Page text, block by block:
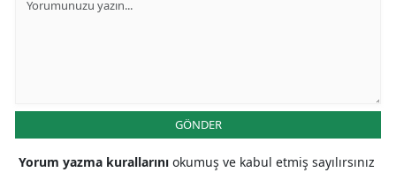
GÖNDER
Yorum yazma kurallarını okumuş ve kabul etmiş sayılırsınız